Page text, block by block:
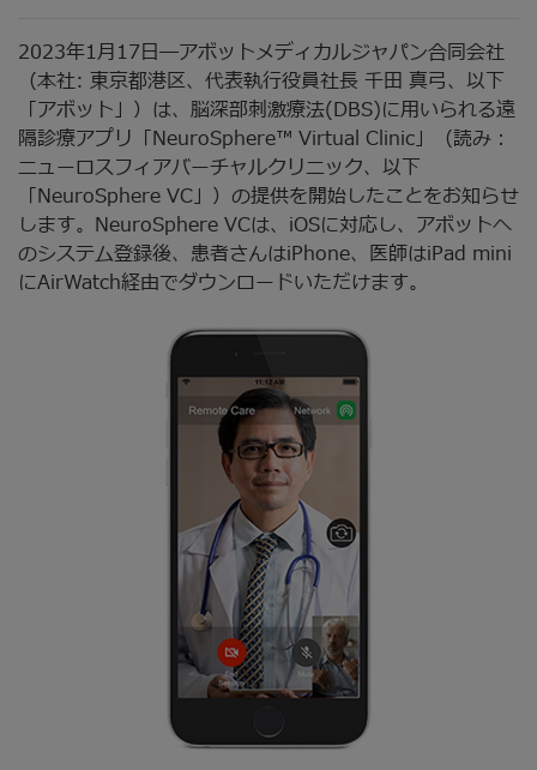
2023年1月17日―アボットメディカルジャパン合同会社
（本社: 東京都港区、代表執行役員社長 千田 真弓、以下
「アボット」）は、脳深部刺激療法(DBS)に用いられる遠
隔診療アプリ「NeuroSphere™ Virtual Clinic」（読み：
ニューロスフィアバーチャルクリニック、以下
「NeuroSphere VC」）の提供を開始したことをお知らせ
します。NeuroSphere VCは、iOSに対応し、アボットへ
のシステム登録後、患者さんはiPhone、医師はiPad mini
にAirWatch経由でダウンロードいただけます。